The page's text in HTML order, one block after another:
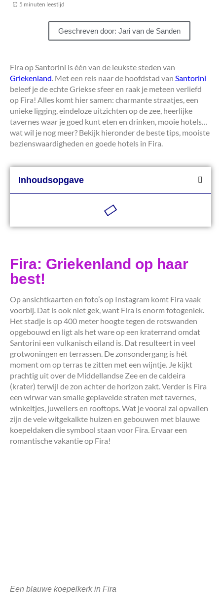
⏰ 5 minuten leestijd
Geschreven door: Jari van de Sanden
Fira op Santorini is één van de leukste steden van
Griekenland. Met een reis naar de hoofdstad van Santorini
beleef je de echte Griekse sfeer en raak je meteen verliefd
op Fira! Alles komt hier samen: charmante straatjes, een
unieke ligging, eindeloze uitzichten op de zee, heerlijke
tavernes waar je goed kunt eten en drinken, mooie hotels…
wat wil je nog meer? Bekijk hieronder de beste tips, mooiste
bezienswaardigheden en goede hotels in Fira.
Inhoudsopgave
Fira: Griekenland op haar
best!
Op ansichtkaarten en foto’s op Instagram komt Fira vaak
voorbij. Dat is ook niet gek, want Fira is enorm fotogeniek.
Het stadje is op 400 meter hoogte tegen de rotswanden
opgebouwd en ligt als het ware op een kraterrand omdat
Santorini een vulkanisch eiland is. Dat resulteert in veel
grotwoningen en terrassen. De zonsondergang is hét
moment om op terras te zitten met een wijntje. Je kijkt
prachtig uit over de Middellandse Zee en de caldeira
(krater) terwijl de zon achter de horizon zakt. Verder is Fira
een wirwar van smalle geplaveide straten met tavernes,
winkeltjes, juweliers en rooftops. Wat je vooral zal opvallen
zijn de vele witgekalkte huizen en gebouwen met blauwe
koepeldaken die symbool staan voor Fira. Ervaar een
romantische vakantie op Fira!
Een blauwe koepelkerk in Fira